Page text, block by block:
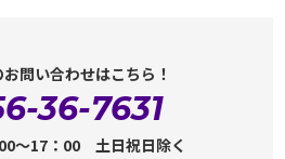
問い合わせはこちら！
36-7631
～17：00 土日祝日除く